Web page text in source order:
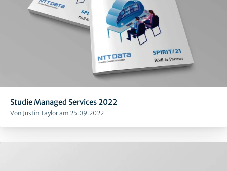
Studie Managed Services 2022
Von Justin Taylor am 25.09.2022